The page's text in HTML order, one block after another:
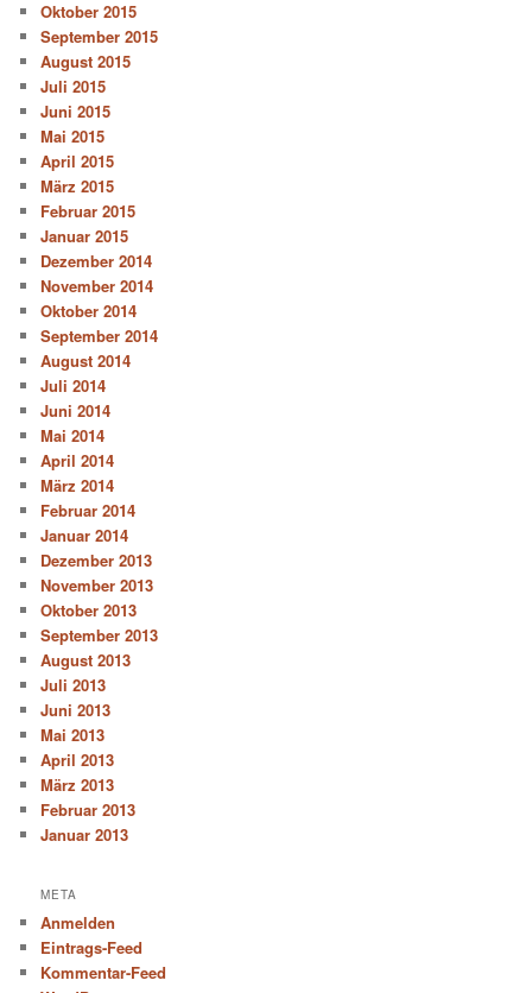
Oktober 2015
September 2015
August 2015
Juli 2015
Juni 2015
Mai 2015
April 2015
März 2015
Februar 2015
Januar 2015
Dezember 2014
November 2014
Oktober 2014
September 2014
August 2014
Juli 2014
Juni 2014
Mai 2014
April 2014
März 2014
Februar 2014
Januar 2014
Dezember 2013
November 2013
Oktober 2013
September 2013
August 2013
Juli 2013
Juni 2013
Mai 2013
April 2013
März 2013
Februar 2013
Januar 2013
META
Anmelden
Eintrags-Feed
Kommentar-Feed